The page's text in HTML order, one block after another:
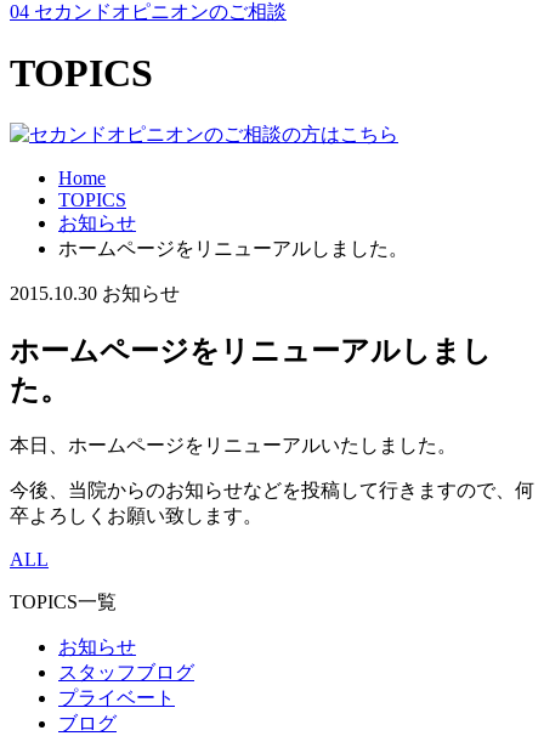
04 セカンドオピニオンのご相談
TOPICS
Home
TOPICS
お知らせ
ホームページをリニューアルしました。
2015.10.30 お知らせ
ホームページをリニューアルしまし
た。
本日、ホームページをリニューアルいたしました。
今後、当院からのお知らせなどを投稿して行きますので、何
卒よろしくお願い致します。
ALL
TOPICS一覧
お知らせ
スタッフブログ
プライベート
ブログ